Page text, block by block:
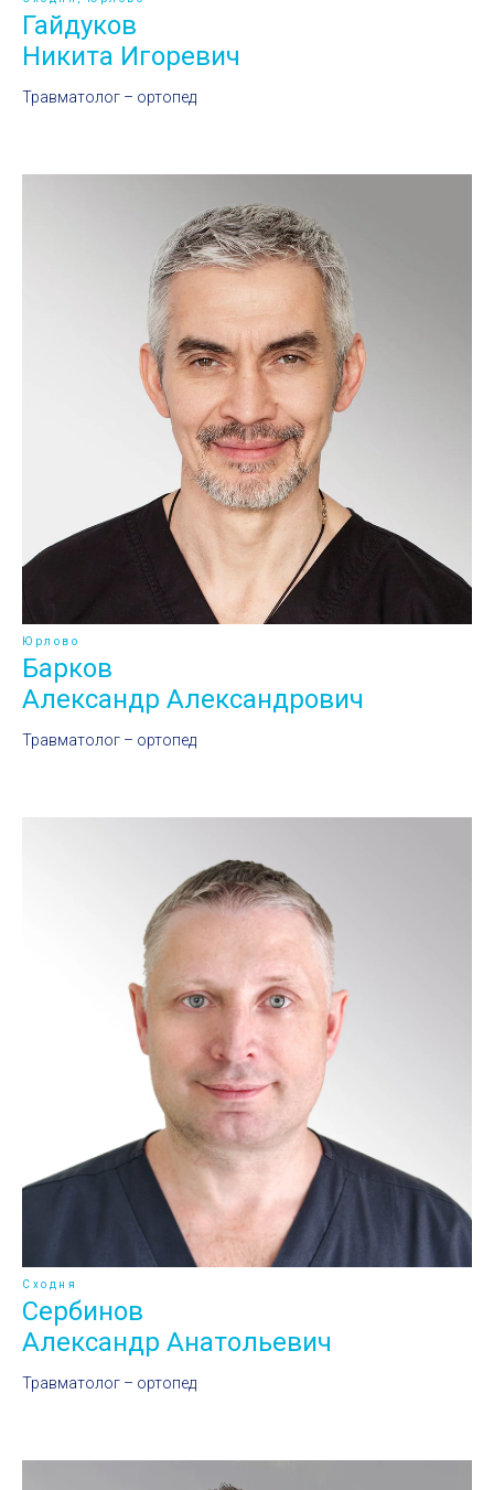
Гайдуков
Никита Игоревич
Травматолог – ортопед
Юрлово
Барков
Александр Александрович
Травматолог – ортопед
Сходня
Сербинов
Александр Анатольевич
Травматолог – ортопед